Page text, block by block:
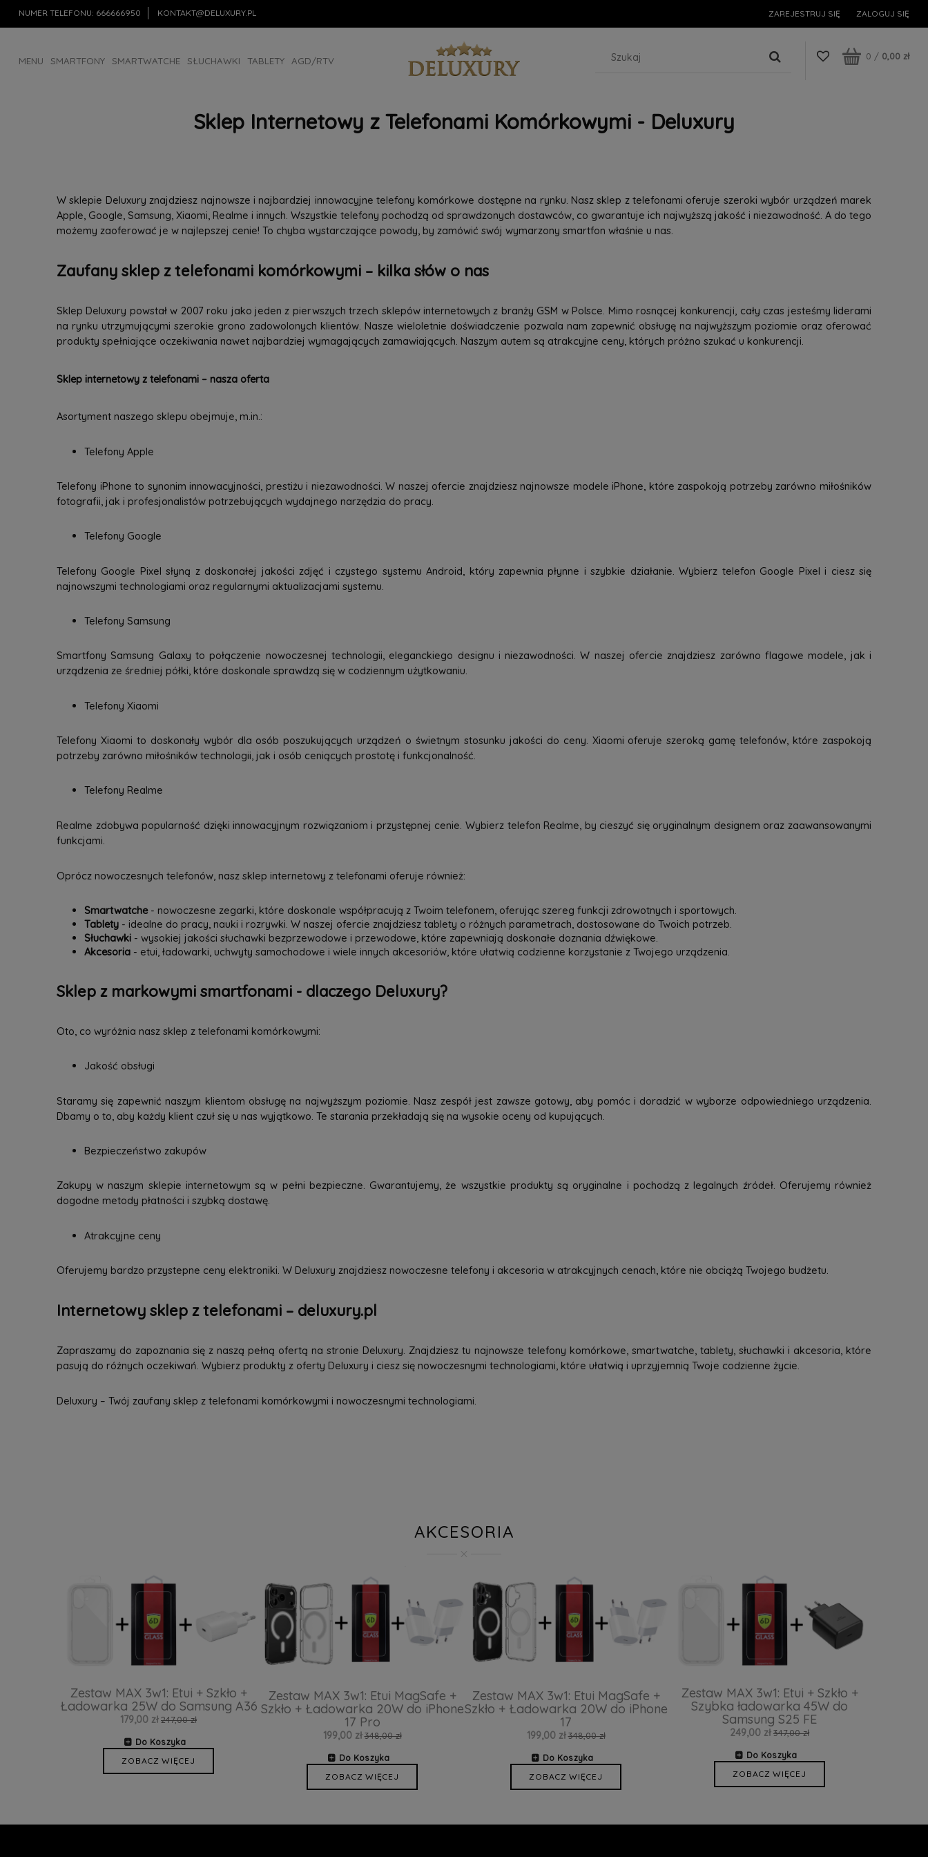
NUMER TELEFONU: 666666950 KONTAKT@DELUXURY.PL ZAREJESTRUJ SIĘ ZALOGUJ SIĘ
MENU SMARTFONY SMARTWATCHE SŁUCHAWKI TABLETY AGD/RTV 0 / 0,00 zł
Sklep Internetowy z Telefonami Komórkowymi - Deluxury
W sklepie Deluxury znajdziesz najnowsze i najbardziej innowacyjne telefony komórkowe dostępne na rynku. Nasz sklep z telefonami oferuje szeroki wybór urządzeń marek
Apple, Google, Samsung, Xiaomi, Realme i innych. Wszystkie telefony pochodzą od sprawdzonych dostawców, co gwarantuje ich najwyższą jakość i niezawodność. A do tego
możemy zaoferować je w najlepszej cenie! To chyba wystarczające powody, by zamówić swój wymarzony smartfon właśnie u nas.
Zaufany sklep z telefonami komórkowymi – kilka słów o nas
Sklep Deluxury powstał w 2007 roku jako jeden z pierwszych trzech sklepów internetowych z branży GSM w Polsce. Mimo rosnącej konkurencji, cały czas jesteśmy liderami
na rynku utrzymującymi szerokie grono zadowolonych klientów. Nasze wieloletnie doświadczenie pozwala nam zapewnić obsługę na najwyższym poziomie oraz oferować
produkty spełniające oczekiwania nawet najbardziej wymagających zamawiających. Naszym autem są atrakcyjne ceny, których próżno szukać u konkurencji.
Sklep internetowy z telefonami – nasza oferta
Asortyment naszego sklepu obejmuje, m.in.:
Telefony Apple
Telefony iPhone to synonim innowacyjności, prestiżu i niezawodności. W naszej ofercie znajdziesz najnowsze modele iPhone, które zaspokoją potrzeby zarówno miłośników
fotografii, jak i profesjonalistów potrzebujących wydajnego narzędzia do pracy.
Telefony Google
Telefony Google Pixel słyną z doskonałej jakości zdjęć i czystego systemu Android, który zapewnia płynne i szybkie działanie. Wybierz telefon Google Pixel i ciesz się
najnowszymi technologiami oraz regularnymi aktualizacjami systemu.
Telefony Samsung
Smartfony Samsung Galaxy to połączenie nowoczesnej technologii, eleganckiego designu i niezawodności. W naszej ofercie znajdziesz zarówno flagowe modele, jak i
urządzenia ze średniej półki, które doskonale sprawdzą się w codziennym użytkowaniu.
Telefony Xiaomi
Telefony Xiaomi to doskonały wybór dla osób poszukujących urządzeń o świetnym stosunku jakości do ceny. Xiaomi oferuje szeroką gamę telefonów, które zaspokoją
potrzeby zarówno miłośników technologii, jak i osób ceniących prostotę i funkcjonalność.
Telefony Realme
Realme zdobywa popularność dzięki innowacyjnym rozwiązaniom i przystępnej cenie. Wybierz telefon Realme, by cieszyć się oryginalnym designem oraz zaawansowanymi
funkcjami.
Oprócz nowoczesnych telefonów, nasz sklep internetowy z telefonami oferuje również:
Smartwatche- nowoczesne zegarki, które doskonale współpracują z Twoim telefonem, oferując szereg funkcji zdrowotnych i sportowych.
Tablety - idealne do pracy, nauki i rozrywki. W naszej ofercie znajdziesz tablety o różnych parametrach, dostosowane do Twoich potrzeb.
Słuchawki - wysokiej jakości słuchawki bezprzewodowe i przewodowe, które zapewniają doskonałe doznania dźwiękowe.
Akcesoria - etui, ładowarki, uchwyty samochodowe i wiele innych akcesoriów, które ułatwią codzienne korzystanie z Twojego urządzenia.
Sklep z markowymi smartfonami - dlaczego Deluxury?
Oto, co wyróżnia nasz sklep z telefonami komórkowymi:
Jakość obsługi
Staramy się zapewnić naszym klientom obsługę na najwyższym poziomie. Nasz zespół jest zawsze gotowy, aby pomóc i doradzić w wyborze odpowiedniego urządzenia.
Dbamy o to, aby każdy klient czuł się u nas wyjątkowo. Te starania przekładają się na wysokie oceny od kupujących.
Bezpieczeństwo zakupów
Zakupy w naszym sklepie internetowym są w pełni bezpieczne. Gwarantujemy, że wszystkie produkty są oryginalne i pochodzą z legalnych źródeł. Oferujemy również
dogodne metody płatności i szybką dostawę.
Atrakcyjne ceny
Oferujemy bardzo przystepne ceny elektroniki. W Deluxury znajdziesz nowoczesne telefony i akcesoria w atrakcyjnych cenach, które nie obciążą Twojego budżetu.
Internetowy sklep z telefonami – deluxury.pl
Zapraszamy do zapoznania się z naszą pełną ofertą na stronie Deluxury. Znajdziesz tu najnowsze telefony komórkowe, smartwatche, tablety, słuchawki i akcesoria, które
pasują do różnych oczekiwań. Wybierz produkty z oferty Deluxury i ciesz się nowoczesnymi technologiami, które ułatwią i uprzyjemnią Twoje codzienne życie.
Deluxury – Twój zaufany sklep z telefonami komórkowymi i nowoczesnymi technologiami.
AKCESORIA
Zestaw MAX 3w1: Etui + Szkło +
Ładowarka 25W do Samsung A36
179,00 zł 247,00 zł
Do Koszyka
ZOBACZ WIĘCEJ
Zestaw MAX 3w1: Etui MagSafe +
Szkło + Ładowarka 20W do iPhone
17 Pro
199,00 zł 348,00 zł
Do Koszyka
ZOBACZ WIĘCEJ
Zestaw MAX 3w1: Etui MagSafe +
Szkło + Ładowarka 20W do iPhone
17
199,00 zł 348,00 zł
Do Koszyka
ZOBACZ WIĘCEJ
Zestaw MAX 3w1: Etui + Szkło +
Szybka ładowarka 45W do
Samsung S25 FE
249,00 zł 347,00 zł
Do Koszyka
ZOBACZ WIĘCEJ